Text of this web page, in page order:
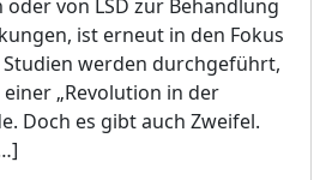
oder von LSD zur Behandlung
ist erneut in den Fokus
werden durchgeführt,
„Revolution in der
Doch es gibt auch Zweifel.